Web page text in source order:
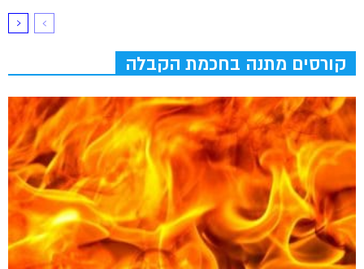
קורסים מתנה בחכמת הקבלה